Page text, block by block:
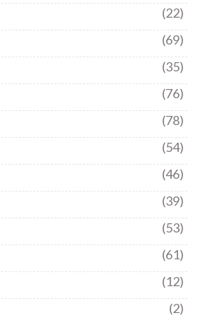
(22)
(69)
(35)
(76)
(78)
(54)
(46)
(39)
(53)
(61)
(12)
(2)